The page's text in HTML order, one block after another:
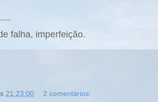
falha, imperfeição.
21:23:00 2 comentários: